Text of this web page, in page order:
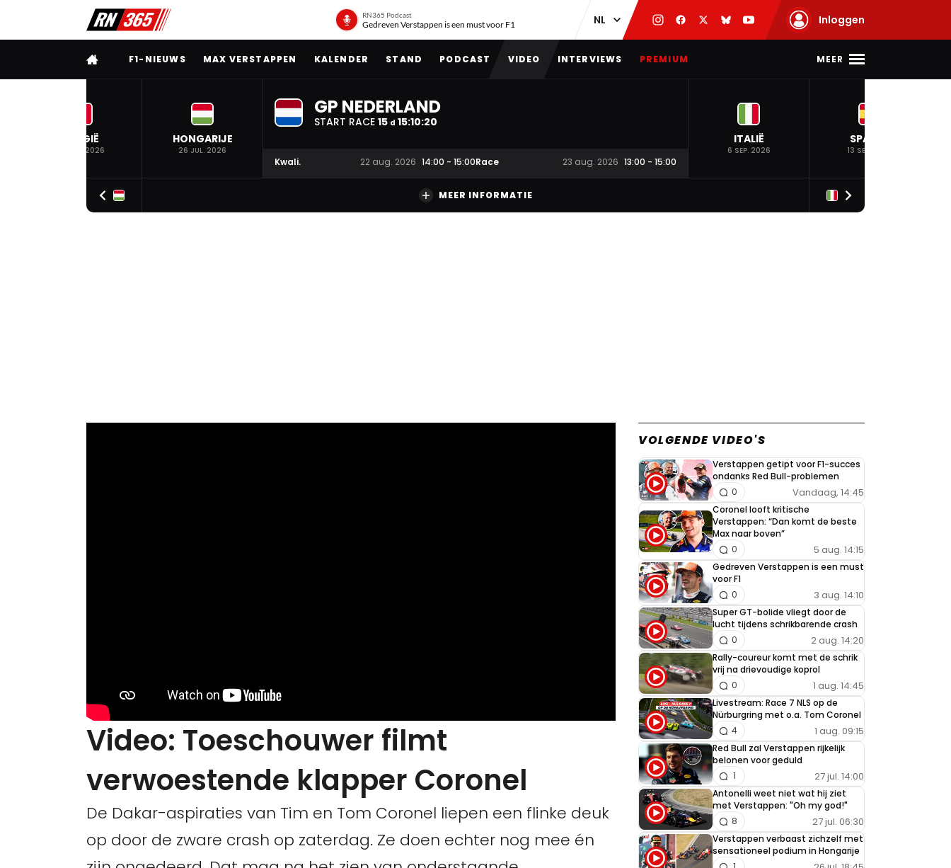
RN365 Podcast
Gedreven Verstappen is een must voor F1 Inloggen
VOLLEDIG MENU
F1-NIEUWS MAX VERSTAPPEN KALENDER STAND PODCAST VIDEO INTERVIEWS PREMIUM MEER
BELGIË
19 JUL. 2026
HONGARIJE
26 JUL. 2026
GP NEDERLAND
START RACE 15 d 15:10:19
Kwali. 22 aug. 2026 14:00 - 15:00Race 23 aug. 2026 13:00 - 15:00
ITALIË
6 SEP. 2026
SPANJE
13 SEP. 2026
MEER INFORMATIE
Video: Toeschouwer filmt
verwoestende klapper Coronel
De Dakar-aspiraties van Tim en Tom Coronel liepen een flinke deuk
op door de zware crash op zaterdag. Ze doen echter nog mee én
VOLGENDE VIDEO'S
Verstappen getipt voor F1-succes
ondanks Red Bull-problemen
Vandaag, 14:45
0
Coronel looft kritische
Verstappen: “Dan komt de beste
Max naar boven”
5 aug. 14:15
0
Gedreven Verstappen is een must
voor F1
3 aug. 14:10
0
Super GT-bolide vliegt door de
lucht tijdens schrikbarende crash
2 aug. 14:20
0
Rally-coureur komt met de schrik
vrij na drievoudige koprol
1 aug. 14:45
0
Livestream: Race 7 NLS op de
Nürburgring met o.a. Tom Coronel
1 aug. 09:15
4
Red Bull zal Verstappen rijkelijk
belonen voor geduld
27 jul. 14:00
1
Antonelli weet niet wat hij ziet
met Verstappen: "Oh my god!"
27 jul. 06:30
8
Verstappen verbaast zichzelf met
sensationeel podium in Hongarije